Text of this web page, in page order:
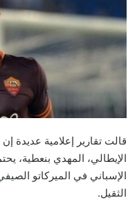
قالت تقارير إعلامية عديدة
الإيطالي، المهدي بنعطية،
الإسباني في الميركاتو
الثقيل.